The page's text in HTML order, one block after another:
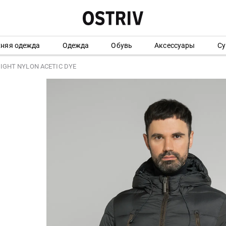
одежда Одежда Обувь Аксессуары
NYLON ACETIC DYE